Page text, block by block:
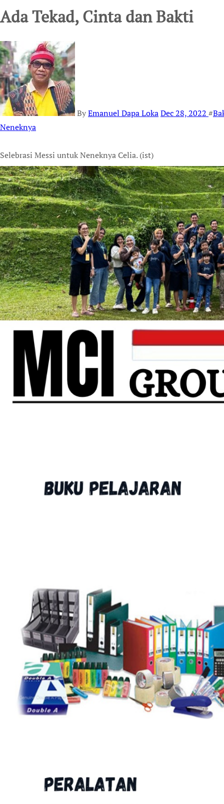
Ada Tekad, Cinta dan Bakti
ByEmanuel Dapa LokaDec 28, 2022 #
Neneknya
Selebrasi Messi untuk Neneknya Celia. (ist)